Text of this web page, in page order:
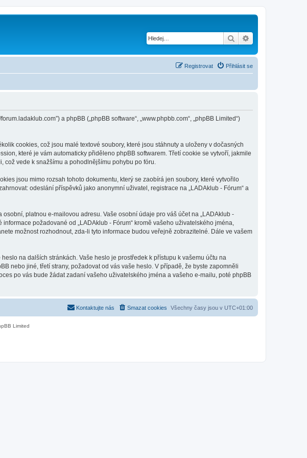
Hledat
Přihlásit se
Registrovat
a phpBB („phpBB software“, „www.phpbb.com“, „phpBB Limited“)
cookies, což jsou malé textové soubory, které jsou stáhnuty a uloženy v dočasných
které je vám automaticky přiděleno phpBB softwarem. Třetí cookie se vytvoří, jakmile
což vede k snažšímu a pohodlnějšímu pohybu po fóru.
jsou mimo rozsah tohoto dokumentu, který se zaobírá jen soubory, které vytvořilo
odeslání příspěvků jako anonymní uživatel, registrace na „LADAklub - Fórum“ a
platnou e-mailovou adresu. Vaše osobní údaje pro váš účet na „LADAklub -
požadované od „LADAklub - Fórum“ kromě vašeho uživatelského jména,
možnost rozhodnout, zda-li tyto informace budou veřejně zobrazitelné. Dále ve vašem
na dalších stránkách. Vaše heslo je prostředek k přístupu k vašemu účtu na
nebo jiné, třetí strany, požadovat od vás vaše heslo. V případě, že byste zapomněli
po vás bude žádat zadaní vašeho uživatelského jména a vašeho e-mailu, poté phpBB
Všechny časy jsou v UTC+01:00
Smazat cookies
Kontaktujte nás
Limited